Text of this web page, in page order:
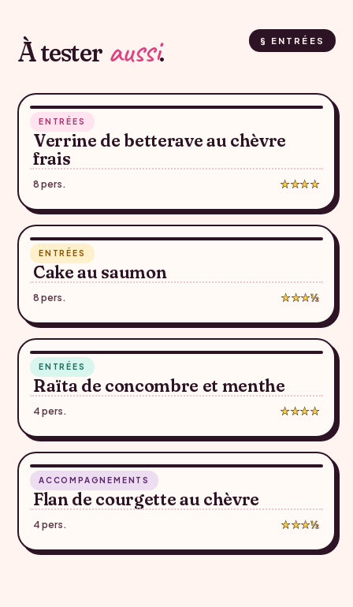
À tester aussi. § ENTRÉES
ENTRÉES
Verrine de betterave au chèvre
frais
8 pers. ★★★★
ENTRÉES
Cake au saumon
8 pers. ★★★½
ENTRÉES
Raïta de concombre et menthe
4 pers. ★★★★
ACCOMPAGNEMENTS
Flan de courgette au chèvre
4 pers. ★★★½